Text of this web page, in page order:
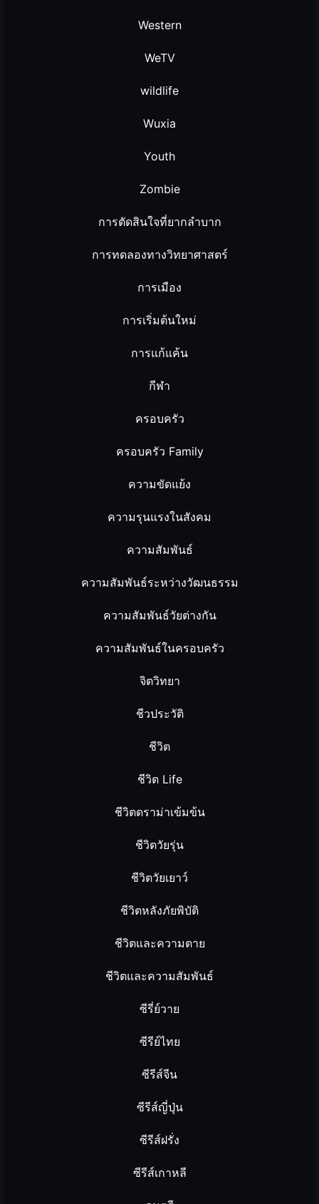
Western
WeTV
wildlife
Wuxia
Youth
Zombie
การตัดสินใจที่ยากลำบาก
การทดลองทางวิทยาศาสตร์
การเมือง
การเริ่มต้นใหม่
การแก้แค้น
กีฬา
ครอบครัว
ครอบครัว Family
ความขัดแย้ง
ความรุนแรงในสังคม
ความสัมพันธ์
ความสัมพันธ์ระหว่างวัฒนธรรม
ความสัมพันธ์วัยต่างกัน
ความสัมพันธ์ในครอบครัว
จิตวิทยา
ชีวประวัติ
ชีวิต
ชีวิต Life
ชีวิตดราม่าเข้มข้น
ชีวิตวัยรุ่น
ชีวิตวัยเยาว์
ชีวิตหลังภัยพิบัติ
ชีวิตและความตาย
ชีวิตและความสัมพันธ์
ซีรี่ย์วาย
ซีรีย์ไทย
ซีรีส์จีน
ซีรีส์ญี่ปุ่น
ซีรีส์ฝรั่ง
ซีรีส์เกาหลี